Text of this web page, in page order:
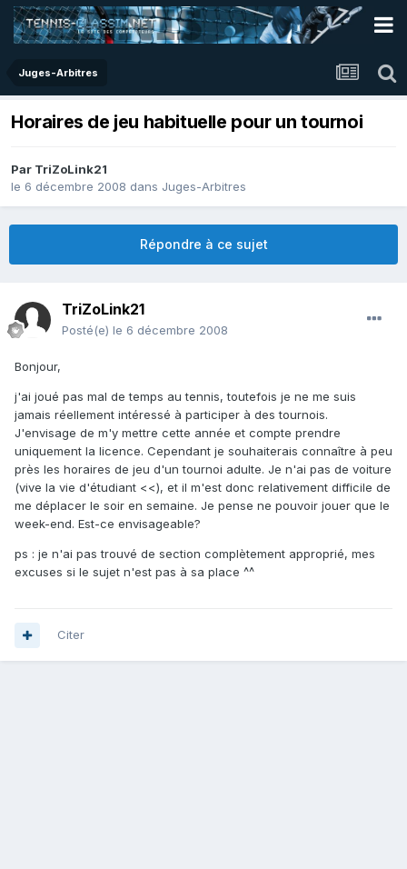
Juges-Arbitres
Horaires de jeu habituelle pour un tournoi
Par TriZoLink21
le 6 décembre 2008 dans Juges-Arbitres
Répondre à ce sujet
TriZoLink21
Posté(e) le 6 décembre 2008
Bonjour,
j'ai joué pas mal de temps au tennis, toutefois je ne me suis
jamais réellement intéressé à participer à des tournois.
J'envisage de m'y mettre cette année et compte prendre
uniquement la licence. Cependant je souhaiterais connaître à peu
près les horaires de jeu d'un tournoi adulte. Je n'ai pas de voiture
(vive la vie d'étudiant <<), et il m'est donc relativement difficile de
me déplacer le soir en semaine. Je pense ne pouvoir jouer que le
week-end. Est-ce envisageable?
ps : je n'ai pas trouvé de section complètement approprié, mes
excuses si le sujet n'est pas à sa place ^^
Citer